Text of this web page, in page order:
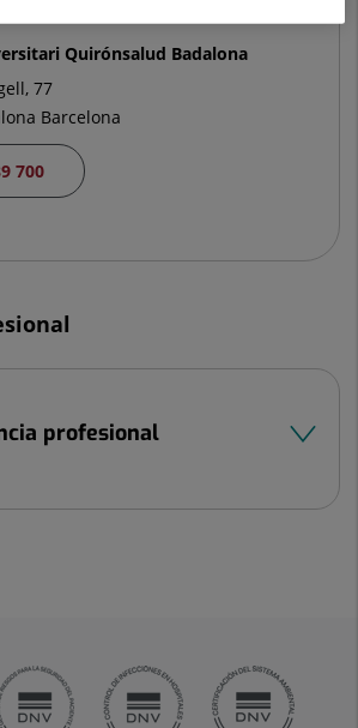
Quirónsalud Badalona
77
Barcelona
700
profesional